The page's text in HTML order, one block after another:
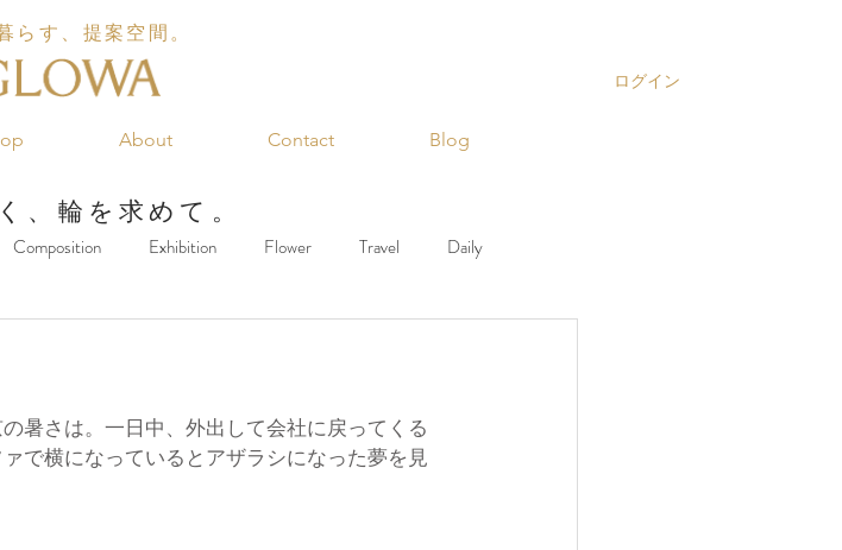
らす、提案空間。
ログイン
About Contact Blog
Composition Exhibition Flower Travel Daily
暑さは。一日中、外出して会社に戻ってくる
で横になっているとアザラシになった夢を見
、輪を求めて。